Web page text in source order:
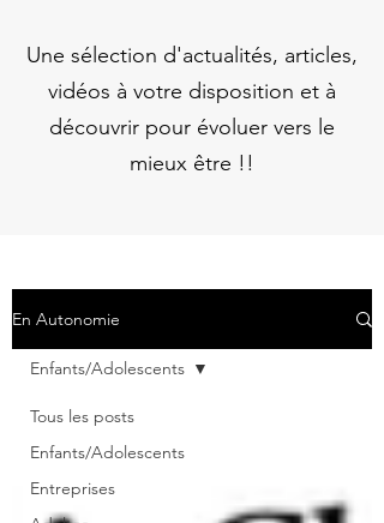
Une sélection d'actualités, articles,
vidéos à votre disposition et à
découvrir pour évoluer vers le
mieux être !!
En Autonomie
Tous les posts
Enfants/Adolescents
Entreprises
Enfants/Adolescents